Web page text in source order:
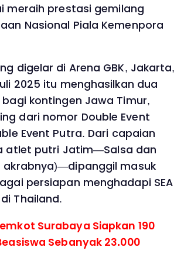
meraih prestasi gemilang
Nasional Piala Kemenpora
digelar di Arena GBK, Jakarta,
2025 itu menghasilkan dua
kontingen Jawa Timur,
dari nomor Double Event
Event Putra. Dari capaian
atlet putri Jatim—Salsa dan
akrabnya)—dipanggil masuk
persiapan menghadapi SEA
Thailand.
Surabaya Siapkan 190
Sebanyak 23.000